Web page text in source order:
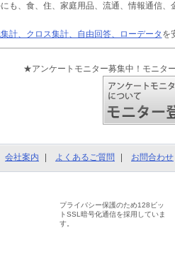
にも、食、住、家庭用品、流通、情報通信、
計、クロス集計、自由回答、ローデータ を
★アンケートモニター募集中！モニタ
会社案内 よくあるご質問 お問合わせ
プライバシー保護のため128ビッ
トSSL暗号化通信を採用していま
す。